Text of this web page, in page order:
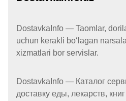
DostavkaInfo — Taomlar,
uchun kerakli boʻlagan
xizmatlari bor servislar.
DostavkaInfo — Каталог
доставку еды, лекарств,